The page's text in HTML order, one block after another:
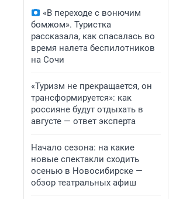
«В переходе с вонючим
бомжом». Туристка
рассказала, как спасалась во
время налета беспилотников
на Сочи
«Туризм не прекращается, он
трансформируется»: как
россияне будут отдыхать в
августе — ответ эксперта
Начало сезона: на какие
новые спектакли сходить
осенью в Новосибирске —
обзор театральных афиш